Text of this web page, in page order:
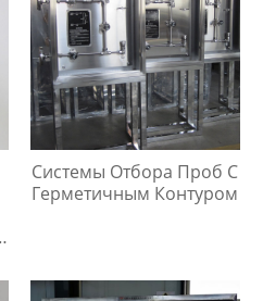
Системы Отбора Проб С
Герметичным Контуром